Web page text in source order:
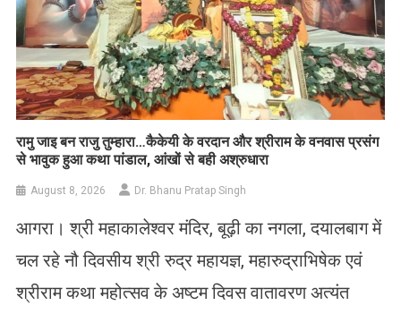
रामु जाइ बन राजु तुम्हारा…कैकेयी के वरदान और श्रीराम के वनवास प्रसंग
से भावुक हुआ कथा पांडाल, आंखों से बही अश्रुधारा
August 8, 2026 Dr. Bhanu Pratap Singh
आगरा। श्री महाकालेश्वर मंदिर, बूढ़ी का नगला, दयालबाग में
चल रहे नौ दिवसीय श्री रुद्र महायज्ञ, महारुद्राभिषेक एवं
श्रीराम कथा महोत्सव के अष्टम दिवस वातावरण अत्यंत